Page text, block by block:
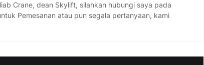
Crane, dean Skylift, silahkan hubungi saya pada
Pemesanan atau pun segala pertanyaan, kami